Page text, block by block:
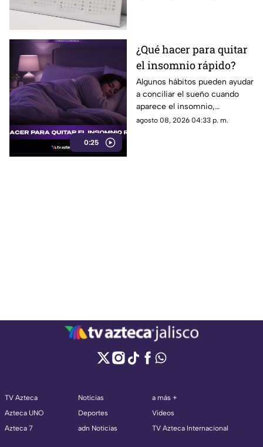
0:25
¿Qué hacer para quitar
el insomnio rápido?
Algunos hábitos pueden ayudar
a conciliar el sueño cuando
aparece el insomnio,
especialmente reducir la
agosto 08, 2026 04:33 p. m.
TV Azteca
Azteca UNO
Azteca 7
Noticias
Deportes
adn Noticias
a más +
Videos
TV Azteca Internacional